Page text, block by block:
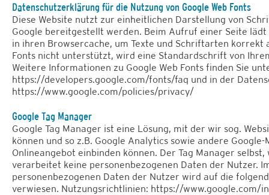
Datenschutzerklärung für die Nutzung von Google Web Fonts
Diese Website nutzt zur einheitlichen Darstellung von
Google bereitgestellt werden. Beim Aufruf einer Seite
in ihren Browsercache, um Texte und Schriftarten korrekt
Fonts nicht unterstützt, wird eine Standardschrift von
Weitere Informationen zu Google Web Fonts finden Sie
https://developers.google.com/fonts/faq und in der
https://www.google.com/policies/privacy/
Google Tag Manager
Google Tag Manager ist eine Lösung, mit der wir sog.
können und so z.B. Google Analytics sowie andere
Onlineangebot einbinden können. Der Tag Manager
verarbeitet keine personenbezogenen Daten der Nutzer.
personenbezogenen Daten der Nutzer wird auf die
verwiesen. Nutzungsrichtlinien: https://www.google.com/